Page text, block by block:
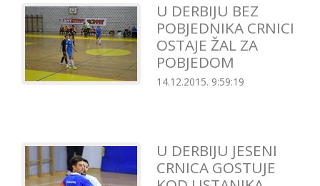
U DERBIJU BEZ
POBJEDNIKA CRNICI
OSTAJE ŽAL ZA
POBJEDOM
14.12.2015. 9:59:19
U DERBIJU JESENI
CRNICA GOSTUJE